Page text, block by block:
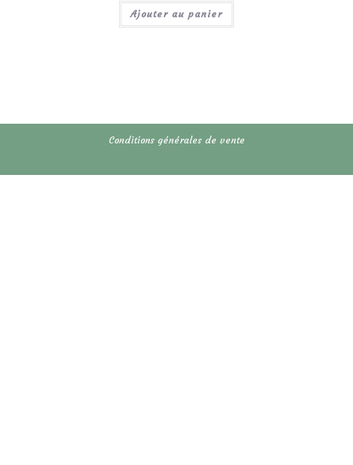
Ajouter au panier
Conditions générales de vente